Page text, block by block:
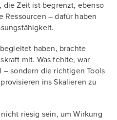
die Zeit ist begrenzt, ebenso
– dafür haben
haben, brachte
mit. Was fehlte, war
– sondern die richtigen Tools
ins Skalieren zu
riesig sein, um Wirkung